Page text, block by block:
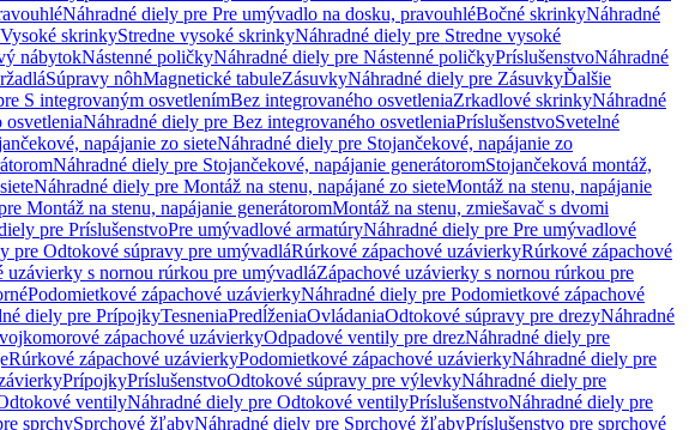
Náhradné diely pre Pre umývadlo na dosku, pravouhléBočné skrinkyNáhradné
skrinkyStredne vysoké skrinkyNáhradné diely pre Stredne vysoké
nábytokNástenné poličkyNáhradné diely pre Nástenné poličkyPríslušenstvoNáhradné
Súpravy nôhMagnetické tabuleZásuvkyNáhradné diely pre ZásuvkyĎalšie
S integrovaným osvetlenímBez integrovaného osvetleniaZrkadlové skrinkyNáhradné
osvetleniaNáhradné diely pre Bez integrovaného osvetleniaPríslušenstvoSvetelné
napájanie zo sieteNáhradné diely pre Stojančekové, napájanie zo
Náhradné diely pre Stojančekové, napájanie generátoromStojančeková montáž,
Náhradné diely pre Montáž na stenu, napájané zo sieteMontáž na stenu, napájanie
Montáž na stenu, napájanie generátoromMontáž na stenu, zmiešavač s dvomi
pre PríslušenstvoPre umývadlové armatúryNáhradné diely pre Pre umývadlové
pre Odtokové súpravy pre umývadláRúrkové zápachové uzávierkyRúrkové zápachové
uzávierky s nornou rúrkou pre umývadláZápachové uzávierky s nornou rúrkou pre
Podomietkové zápachové uzávierkyNáhradné diely pre Podomietkové zápachové
diely pre PrípojkyTesneniaPredĺženiaOvládaniaOdtokové súpravy pre drezyNáhradné
zápachové uzávierkyOdpadové ventily pre drezNáhradné diely pre
Rúrkové zápachové uzávierkyPodomietkové zápachové uzávierkyNáhradné diely pre
PrípojkyPríslušenstvoOdtokové súpravy pre výlevkyNáhradné diely pre
ventilyNáhradné diely pre Odtokové ventilyPríslušenstvoNáhradné diely pre
sprchySprchové žľabyNáhradné diely pre Sprchové žľabyPríslušenstvo pre sprchové